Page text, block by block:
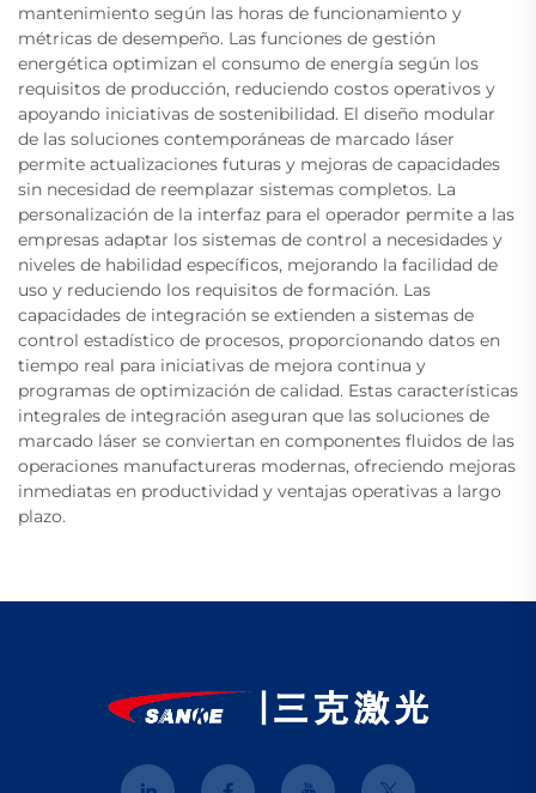
mantenimiento según las horas de funcionamiento y
métricas de desempeño. Las funciones de gestión
energética optimizan el consumo de energía según los
requisitos de producción, reduciendo costos operativos y
apoyando iniciativas de sostenibilidad. El diseño modular
de las soluciones contemporáneas de marcado láser
permite actualizaciones futuras y mejoras de capacidades
sin necesidad de reemplazar sistemas completos. La
personalización de la interfaz para el operador permite a las
empresas adaptar los sistemas de control a necesidades y
niveles de habilidad específicos, mejorando la facilidad de
uso y reduciendo los requisitos de formación. Las
capacidades de integración se extienden a sistemas de
control estadístico de procesos, proporcionando datos en
tiempo real para iniciativas de mejora continua y
programas de optimización de calidad. Estas características
integrales de integración aseguran que las soluciones de
marcado láser se conviertan en componentes fluidos de las
operaciones manufactureras modernas, ofreciendo mejoras
inmediatas en productividad y ventajas operativas a largo
plazo.